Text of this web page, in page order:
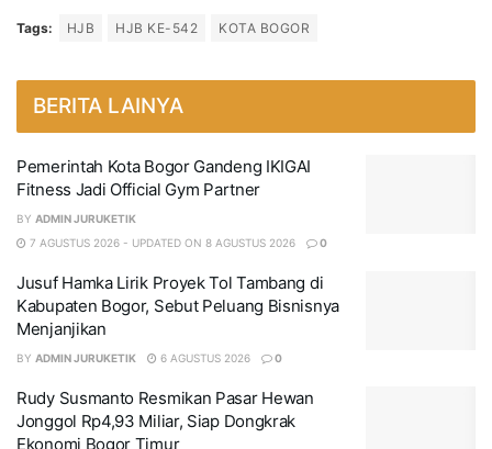
Tags: HJB HJB KE-542 KOTA BOGOR
BERITA LAINYA
Pemerintah Kota Bogor Gandeng IKIGAI
Fitness Jadi Official Gym Partner
BY ADMIN JURUKETIK
7 AGUSTUS 2026 - UPDATED ON 8 AGUSTUS 2026
0
Jusuf Hamka Lirik Proyek Tol Tambang di
Kabupaten Bogor, Sebut Peluang Bisnisnya
Menjanjikan
BY ADMIN JURUKETIK 6 AGUSTUS 2026 0
Rudy Susmanto Resmikan Pasar Hewan
Jonggol Rp4,93 Miliar, Siap Dongkrak
Ekonomi Bogor Timur